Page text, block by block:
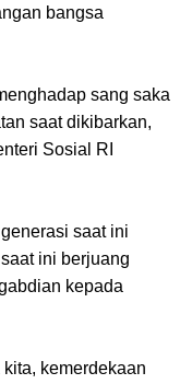
bangsa
sang saka
saat dikibarkan,
Sosial RI
saat ini
ini berjuang
kepada
kemerdekaan